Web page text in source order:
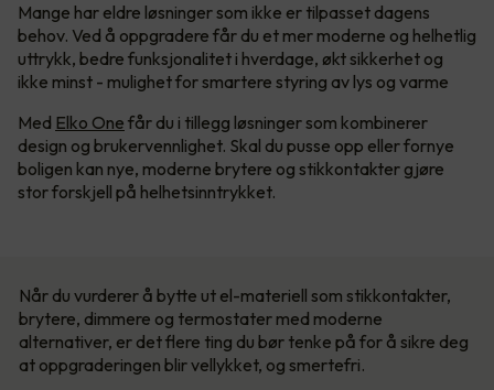
Mange har eldre løsninger som ikke er tilpasset dagens
behov. Ved å oppgradere får du et mer moderne og helhetlig
uttrykk, bedre funksjonalitet i hverdage, økt sikkerhet og
ikke minst - mulighet for smartere styring av lys og varme
Med Elko One får du i tillegg løsninger som kombinerer
design og brukervennlighet. Skal du pusse opp eller fornye
boligen kan nye, moderne brytere og stikkontakter gjøre
stor forskjell på helhetsinntrykket.
Når du vurderer å bytte ut el-materiell som stikkontakter,
brytere, dimmere og termostater med moderne
alternativer, er det flere ting du bør tenke på for å sikre deg
at oppgraderingen blir vellykket, og smertefri.